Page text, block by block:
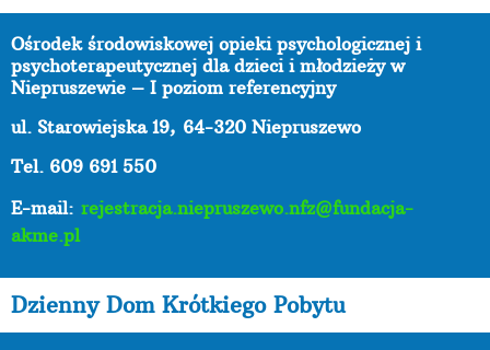
Ośrodek środowiskowej opieki psychologicznej i
psychoterapeutycznej dla dzieci i młodzieży w
Niepruszewie – I poziom referencyjny
ul. Starowiejska 19, 64-320 Niepruszewo
Tel. 609 691 550
E-mail: rejestracja.niepruszewo.nfz@fundacja-
akme.pl
Dzienny Dom Krótkiego Pobytu